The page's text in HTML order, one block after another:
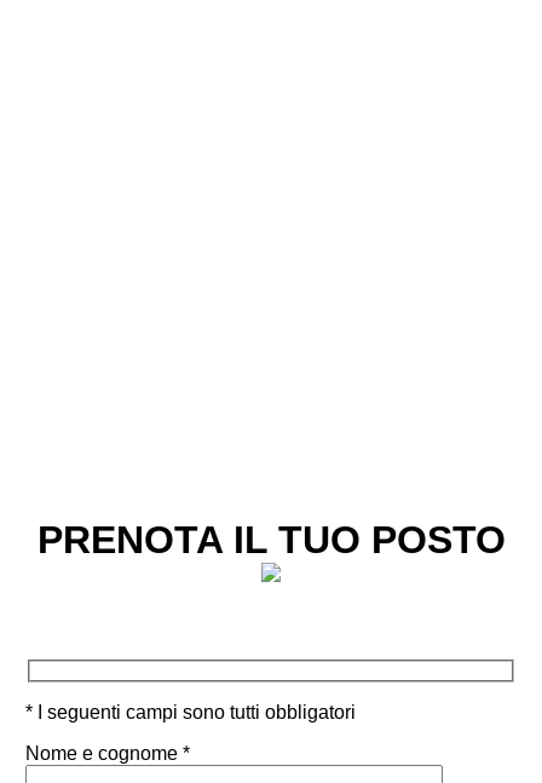
PRENOTA IL TUO POSTO
* I seguenti campi sono tutti obbligatori
Nome e cognome *